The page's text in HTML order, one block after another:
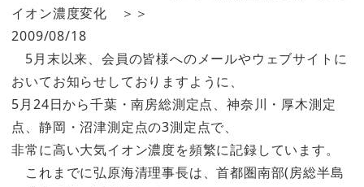
イオン濃度変化 ＞＞
2009/08/18
5月末以来、会員の皆様へのメールやウェブサイトに
おいてお知らせしておりますように、
5月24日から千葉・南房総測定点、神奈川・厚木測定
点、静岡・沼津測定点の3測定点で、
非常に高い大気イオン濃度を頻繁に記録しています。
これまでに弘原海清理事長は、首都圏南部(房総半島